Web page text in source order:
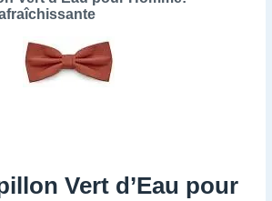
Vert d’Eau pour